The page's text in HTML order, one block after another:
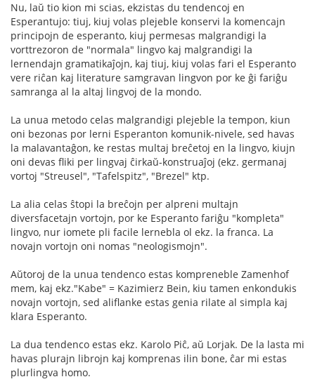
Nu, laŭ tio kion mi scias, ekzistas du tendencoj en
Esperantujo: tiuj, kiuj volas plejeble konservi la komencajn
principojn de esperanto, kiuj permesas malgrandigi la
vorttrezoron de "normala" lingvo kaj malgrandigi la
lernendajn gramatikaĵojn, kaj tiuj, kiuj volas fari el Esperanto
vere riĉan kaj literature samgravan lingvon por ke ĝi fariĝu
samranga al la altaj lingvoj de la mondo.
La unua metodo celas malgrandigi plejeble la tempon, kiun
oni bezonas por lerni Esperanton komunik-nivele, sed havas
la malavantaĝon, ke restas multaj breĉetoj en la lingvo, kiujn
oni devas fliki per lingvaj ĉirkaŭ-konstruaĵoj (ekz. germanaj
vortoj "Streusel", "Tafelspitz", "Brezel" ktp.
La alia celas ŝtopi la breĉojn per alpreni multajn
diversfacetajn vortojn, por ke Esperanto fariĝu "kompleta"
lingvo, nur iomete pli facile lernebla ol ekz. la franca. La
novajn vortojn oni nomas "neologismojn".
Aŭtoroj de la unua tendenco estas kompreneble Zamenhof
mem, kaj ekz."Kabe" = Kazimierz Bein, kiu tamen enkondukis
novajn vortojn, sed aliflanke estas genia rilate al simpla kaj
klara Esperanto.
La dua tendenco estas ekz. Karolo Piĉ, aŭ Lorjak. De la lasta mi
havas plurajn librojn kaj komprenas ilin bone, ĉar mi estas
plurlingva homo.